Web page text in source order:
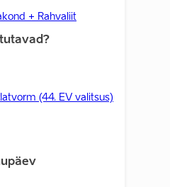
+ Rahvaliit
(44. EV valitsus)